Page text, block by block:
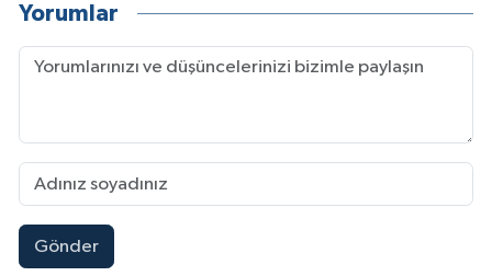
Yorumlar
Gönder